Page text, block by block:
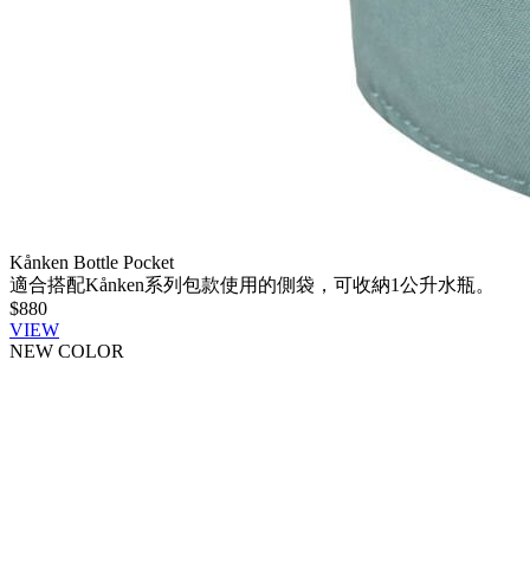
Kånken Bottle Pocket
適合搭配Kånken系列包款使用的側袋，可收納1公升水瓶。
$880
VIEW
NEW COLOR